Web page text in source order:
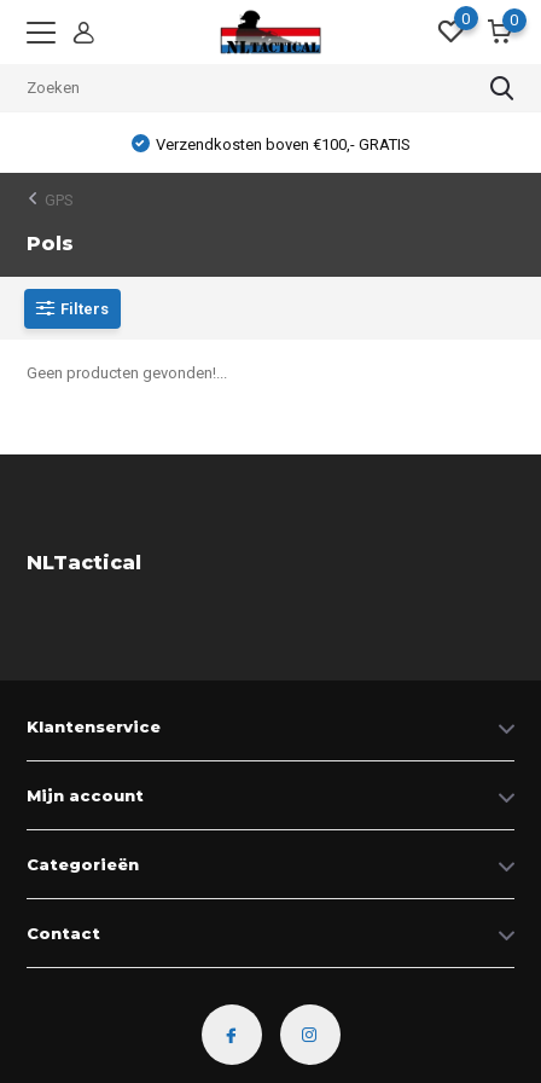
0 0
Verzendkosten boven €100,- GRATIS
GPS
Pols
Filters
Geen producten gevonden!...
NLTactical
Klantenservice
Mijn account
Categorieën
Contact